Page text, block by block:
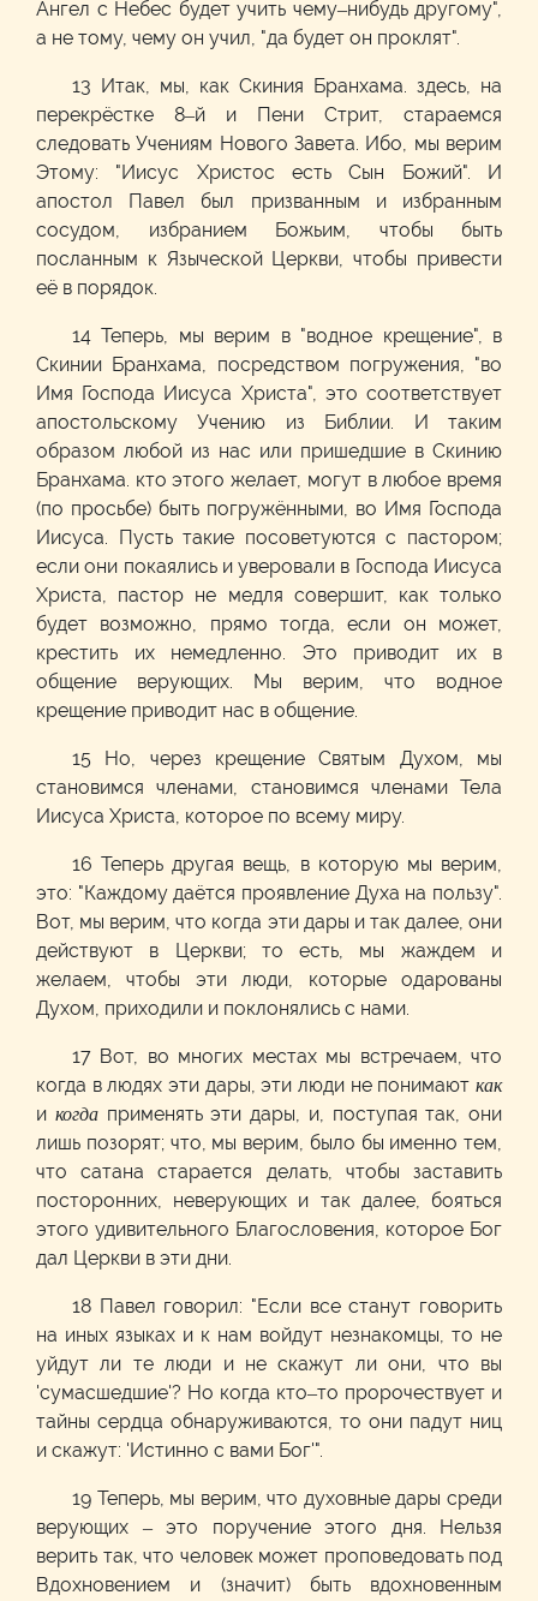
Ангел с Небес будет учить чему–нибудь другому",
а не тому, чему он учил, "да будет он проклят".
13 Итак, мы, как Скиния Бранхама. здесь, на
перекрёстке 8–й и Пени Стрит, стараемся
следовать Учениям Нового Завета. Ибо, мы верим
Этому: "Иисус Христос есть Сын Божий". И
апостол Павел был призванным и избранным
сосудом, избранием Божьим, чтобы быть
посланным к Языческой Церкви, чтобы привести
её в порядок.
14 Теперь, мы верим в "водное крещение", в
Скинии Бранхама, посредством погружения, "во
Имя Господа Иисуса Христа", это соответствует
апостольскому Учению из Библии. И таким
образом любой из нас или пришедшие в Скинию
Бранхама. кто этого желает, могут в любое время
(по просьбе) быть погружёнными, во Имя Господа
Иисуса. Пусть такие посоветуются с пастором;
если они покаялись и уверовали в Господа Иисуса
Христа, пастор не медля совершит, как только
будет возможно, прямо тогда, если он может,
крестить их немедленно. Это приводит их в
общение верующих. Мы верим, что водное
крещение приводит нас в общение.
15 Но, через крещение Святым Духом, мы
становимся членами, становимся членами Тела
Иисуса Христа, которое по всему миру.
16 Теперь другая вещь, в которую мы верим,
это: "Каждому даётся проявление Духа на пользу".
Вот, мы верим, что когда эти дары и так далее, они
действуют в Церкви; то есть, мы жаждем и
желаем, чтобы эти люди, которые одарованы
Духом, приходили и поклонялись с нами.
17 Вот, во многих местах мы встречаем, что
когда в людях эти дары, эти люди не понимают как
и когда применять эти дары, и, поступая так, они
лишь позорят; что, мы верим, было бы именно тем,
что сатана старается делать, чтобы заставить
посторонних, неверующих и так далее, бояться
этого удивительного Благословения, которое Бог
дал Церкви в эти дни.
18 Павел говорил: "Если все станут говорить
на иных языках и к нам войдут незнакомцы, то не
уйдут ли те люди и не скажут ли они, что вы
'сумасшедшие'? Но когда кто–то пророчествует и
тайны сердца обнаруживаются, то они падут ниц
и скажут: 'Истинно с вами Бог'".
19 Теперь, мы верим, что духовные дары среди
верующих – это поручение этого дня. Нельзя
верить так, что человек может проповедовать под
Вдохновением и (значит) быть вдохновенным